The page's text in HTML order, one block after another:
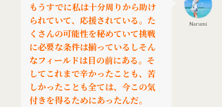
Narumi
もうすでに私は十分周りから助け
られていて、応援されている。た
くさんの可能性を秘めていて挑戦
に必要な条件は揃っているしそん
なフィールドは目の前にある。そ
してこれまで辛かったことも、苦
しかったことも全ては、今この気
付きを得るためにあったんだ。